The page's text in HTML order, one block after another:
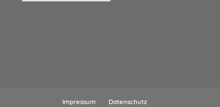
Impressum Datenschutz